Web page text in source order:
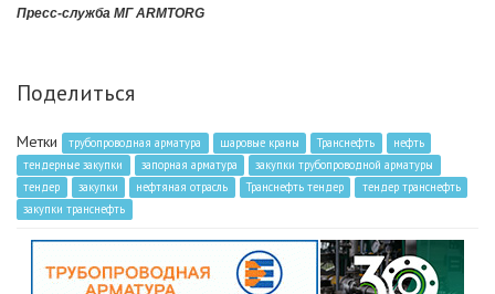
Пресс-служба МГ ARMTORG
Поделиться
Метки трубопроводная арматура шаровые краны Транснефть
нефть
тендерные закупки
запорная арматура
закупки трубопроводной арматуры
тендер
закупки нефтяная отрасль Транснефть тендер
тендер транснефть
закупки транснефть